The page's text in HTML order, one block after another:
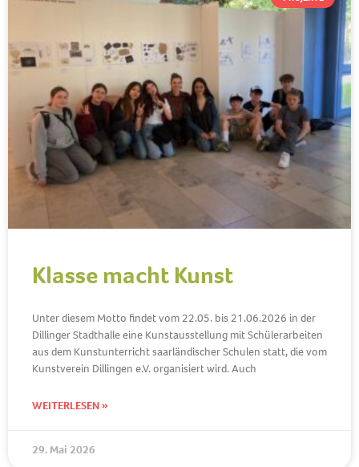
Klasse macht Kunst
Unter diesem Motto findet vom 22.05. bis 21.06.2026 in der
Dillinger Stadthalle eine Kunstausstellung mit Schülerarbeiten
aus dem Kunstunterricht saarländischer Schulen statt, die vom
Kunstverein Dillingen e.V. organisiert wird. Auch
WEITERLESEN »
29. Mai 2026